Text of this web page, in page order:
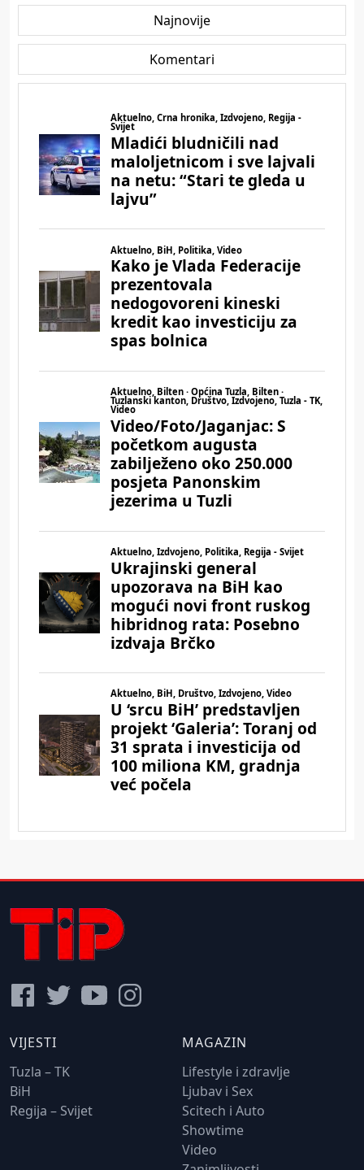
Najnovije
Komentari
VIJESTI
Tuzla – TK
BiH
Regija – Svijet
MAGAZIN
Lifestyle i zdravlje
Ljubav i Sex
Scitech i Auto
Showtime
Video